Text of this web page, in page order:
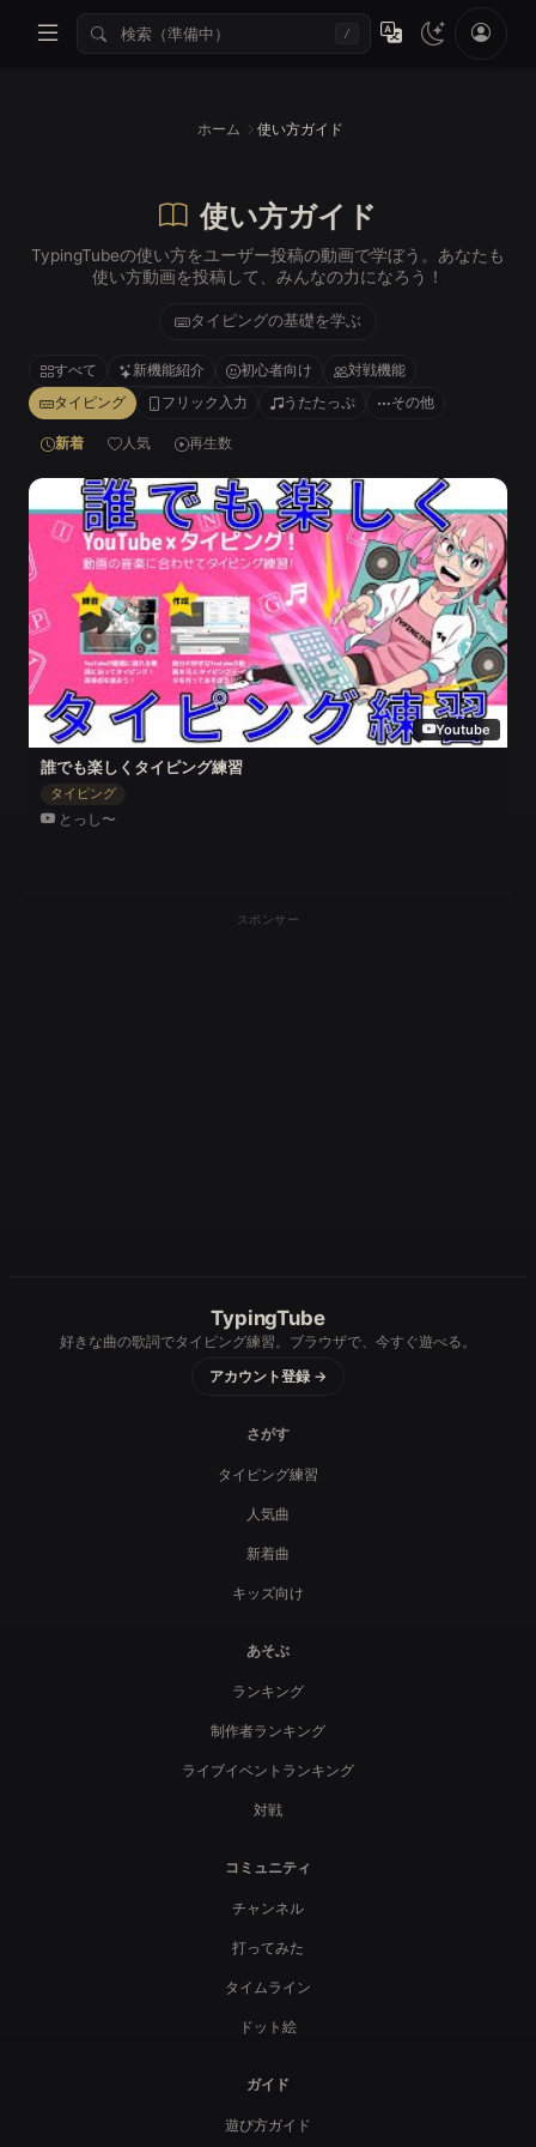
/
ホーム 使い方ガイド
使い方ガイド
TypingTubeの使い方をユーザー投稿の動画で学ぼう。あなたも
使い方動画を投稿して、みんなの力になろう！
タイピングの基礎を学ぶ
すべて 新機能紹介 初心者向け
対戦機能
タイピング
フリック入力 うたたっぷ その他
新着 人気 再生数
Youtube
誰でも楽しくタイピング練習
タイピング
とっし〜
スポンサー
TypingTube
好きな曲の歌詞でタイピング練習。ブラウザで、今すぐ遊べる。
アカウント登録 →
さがす
タイピング練習
人気曲
新着曲
キッズ向け
あそぶ
ランキング
制作者ランキング
ライブイベントランキング
対戦
コミュニティ
チャンネル
打ってみた
タイムライン
ドット絵
ガイド
遊び方ガイド